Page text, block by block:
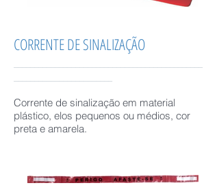
CORRENTE DE SINALIZAÇÃO
Corrente de sinalização em material
plástico, elos pequenos ou médios, cor
preta e amarela.